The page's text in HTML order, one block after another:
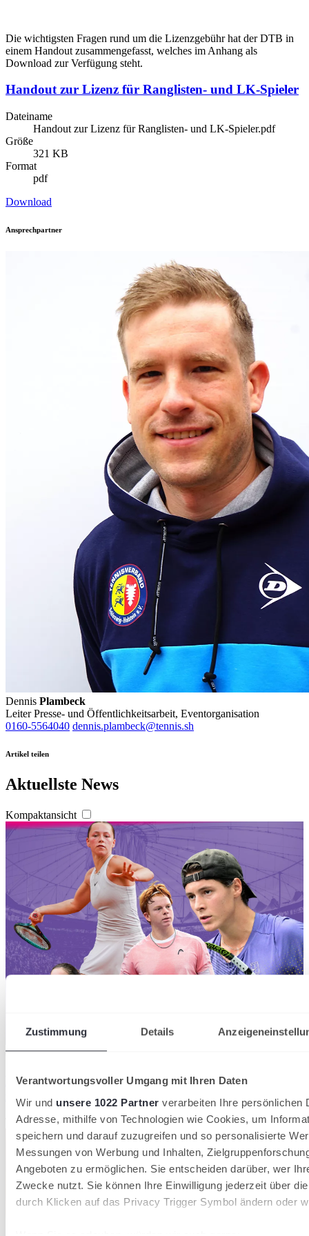
Zustimmung Details
Verantwortungsvoller Umgang mit Ihren Daten
Wir und unsere 1022 Partner verarbeiten Ihre persönlichen
Adresse, mithilfe von Technologien wie Cookies, um
speichern und darauf zuzugreifen und so personalisierte
Messungen von Werbung und Inhalten,
Angeboten zu ermöglichen. Sie entscheiden darüber, wer
Zwecke nutzt. Sie können Ihre Einwilligung jederzeit über
durch Klicken auf das Privacy Trigger Symbol ändern oder
Die wichtigsten Fragen rund um die Lizenzgebühr hat der DTB in
einem Handout zusammengefasst, welches im Anhang als
Download zur Verfügung steht.
Handout zur Lizenz für Ranglisten- und LK-Spieler
Dateiname
Handout zur Lizenz für Ranglisten- und LK-Spieler.pdf
Größe
321 KB
Format
pdf
Download
Ansprechpartner
Dennis Plambeck
Leiter Presse- und Öffentlichkeitsarbeit, Eventorganisation
0160-5564040 dennis.plambeck@tennis.sh
Artikel teilen
Aktuellste News
Kompaktansicht
07/08/2026
Hamburg Ladies & Gents Cup: Wildcards für
zahlreiche deutsche Nachwuchshoffnungen
Tennisverband Schleswig-Holstein